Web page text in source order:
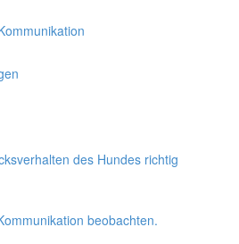
des Hundes richtig
beobachten.